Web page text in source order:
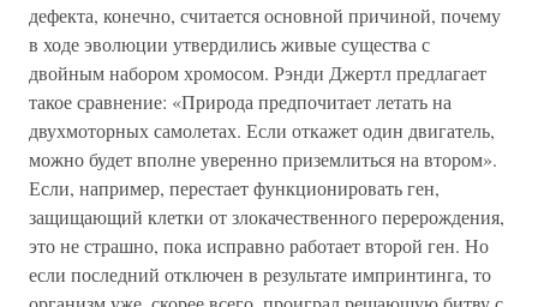
дефекта, конечно, считается основной причиной, почему
в ходе эволюции утвердились живые существа с
двойным набором хромосом. Рэнди Джертл предлагает
такое сравнение: «Природа предпочитает летать на
двухмоторных самолетах. Если откажет один двигатель,
можно будет вполне уверенно приземлиться на втором».
Если, например, перестает функционировать ген,
защищающий клетки от злокачественного перерождения,
это не страшно, пока исправно работает второй ген. Но
если последний отключен в результате импринтинга, то